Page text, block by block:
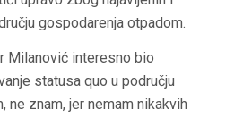
gospodarenja otpadom.
Milanović interesno bio
statusa quo u području
ne znam, jer nemam nikakvih